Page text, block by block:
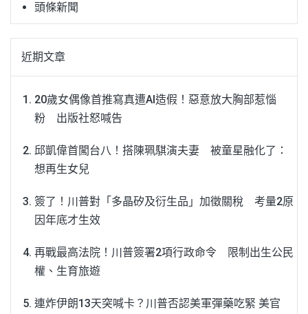
頭條新聞
近期文章
20歲女偶像首推寫真遭AI造假！惡意放大胸部惹惱
粉 出版社怒喊告
邱凱偉首闖台八！搭陳珮騏演夫妻 被童星融化了：
想再生女兒
簽了！川普對「多晶矽及衍生品」加徵關稅 考量2原
因年底才生效
再戰最高法院！川普簽署2項行政命令 限制出生公民
權、生育旅遊
連炸伊朗13天突喊卡？川普否認美軍彈藥吃緊 美官